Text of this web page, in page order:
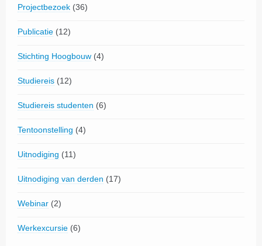
Projectbezoek (36)
Publicatie (12)
Stichting Hoogbouw (4)
Studiereis (12)
Studiereis studenten (6)
Tentoonstelling (4)
Uitnodiging (11)
Uitnodiging van derden (17)
Webinar (2)
Werkexcursie (6)